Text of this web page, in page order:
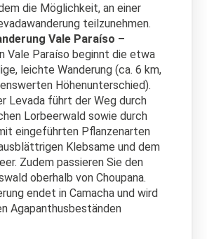
die Möglichkeit, an einer
teilzunehmen.
Vale Paraíso –
Vale Paraíso beginnt die etwa
leichte Wanderung (ca. 6 km,
Höhenunterschied).
Levada führt der Weg durch
Lorbeerwald sowie durch
eingeführten Pflanzenarten
Klebsame und dem
Zudem passieren Sie den
oberhalb von Choupana.
endet in Camacha und wird
Agapanthusbeständen